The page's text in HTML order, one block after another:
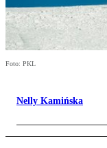
Foto: PKL
Nelly Kamińska